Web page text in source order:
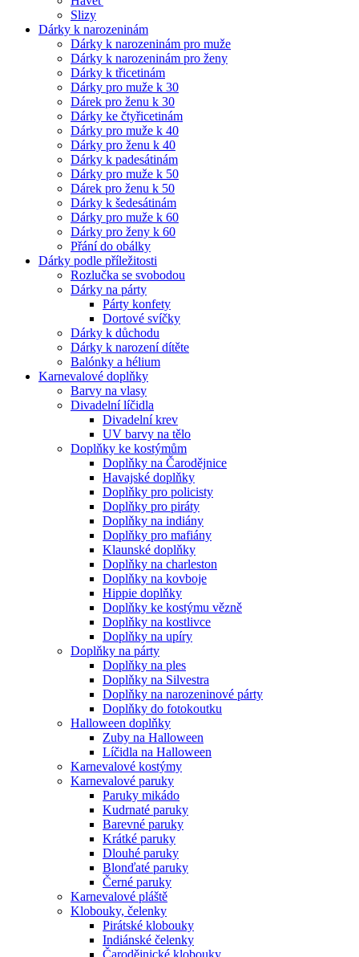
Slizy
Dárky k narozeninám
Dárky k narozeninám pro muže
Dárky k narozeninám pro ženy
Dárky k třicetinám
Dárky pro muže k 30
Dárek pro ženu k 30
Dárky ke čtyřicetinám
Dárky pro muže k 40
Dárky pro ženu k 40
Dárky k padesátinám
Dárky pro muže k 50
Dárek pro ženu k 50
Dárky k šedesátinám
Dárky pro muže k 60
Dárky pro ženy k 60
Přání do obálky
Dárky podle příležitosti
Rozlučka se svobodou
Dárky na párty
Párty konfety
Dortové svíčky
Dárky k důchodu
Dárky k narození dítěte
Balónky a hélium
Karnevalové doplňky
Barvy na vlasy
Divadelní líčidla
Divadelní krev
UV barvy na tělo
Doplňky ke kostýmům
Doplňky na Čarodějnice
Havajské doplňky
Doplňky pro policisty
Doplňky pro piráty
Doplňky na indiány
Doplňky pro mafiány
Klaunské doplňky
Doplňky na charleston
Doplňky na kovboje
Hippie doplňky
Doplňky ke kostýmu vězně
Doplňky na kostlivce
Doplňky na upíry
Doplňky na párty
Doplňky na ples
Doplňky na Silvestra
Doplňky na narozeninové párty
Doplňky do fotokoutku
Halloween doplňky
Zuby na Halloween
Líčidla na Halloween
Karnevalové kostýmy
Karnevalové paruky
Paruky mikádo
Kudrnaté paruky
Barevné paruky
Krátké paruky
Dlouhé paruky
Blonďaté paruky
Černé paruky
Karnevalové pláště
Klobouky, čelenky
Pirátské klobouky
Indiánské čelenky
Čarodějnické klobouky